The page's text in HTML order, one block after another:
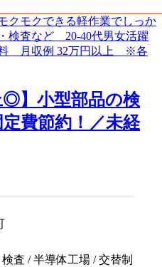
◎】小型部品の検
費節約！／未経
査 / 半導体工場 / 交替制